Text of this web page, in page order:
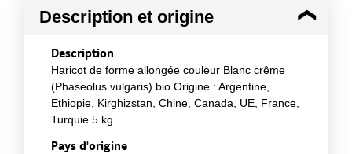
Description et origine
Description
Haricot de forme allongée couleur Blanc crême
(Phaseolus vulgaris) bio Origine : Argentine,
Ethiopie, Kirghizstan, Chine, Canada, UE, France,
Turquie 5 kg
Pays d'origine